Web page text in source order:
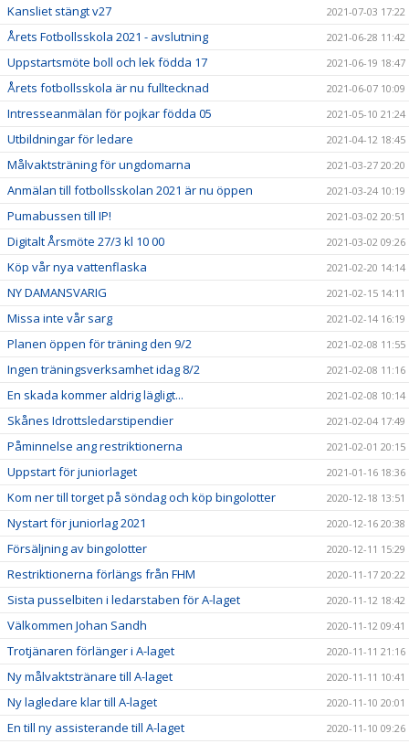
Kansliet stängt v27 2021-07-03 17:22
Årets Fotbollsskola 2021 - avslutning 2021-06-28 11:42
Uppstartsmöte boll och lek födda 17 2021-06-19 18:47
Årets fotbollsskola är nu fulltecknad 2021-06-07 10:09
Intresseanmälan för pojkar födda 05 2021-05-10 21:24
Utbildningar för ledare 2021-04-12 18:45
Målvaktsträning för ungdomarna 2021-03-27 20:20
Anmälan till fotbollsskolan 2021 är nu öppen 2021-03-24 10:19
Pumabussen till IP! 2021-03-02 20:51
Digitalt Årsmöte 27/3 kl 10 00 2021-03-02 09:26
Köp vår nya vattenflaska 2021-02-20 14:14
NY DAMANSVARIG 2021-02-15 14:11
Missa inte vår sarg 2021-02-14 16:19
Planen öppen för träning den 9/2 2021-02-08 11:55
Ingen träningsverksamhet idag 8/2 2021-02-08 11:16
En skada kommer aldrig lägligt... 2021-02-08 10:14
Skånes Idrottsledarstipendier 2021-02-04 17:49
Påminnelse ang restriktionerna 2021-02-01 20:15
Uppstart för juniorlaget 2021-01-16 18:36
Kom ner till torget på söndag och köp bingolotter 2020-12-18 13:51
Nystart för juniorlag 2021 2020-12-16 20:38
Försäljning av bingolotter 2020-12-11 15:29
Restriktionerna förlängs från FHM 2020-11-17 20:22
Sista pusselbiten i ledarstaben för A-laget 2020-11-12 18:42
Välkommen Johan Sandh 2020-11-12 09:41
Trotjänaren förlänger i A-laget 2020-11-11 21:16
Ny målvaktstränare till A-laget 2020-11-11 10:41
Ny lagledare klar till A-laget 2020-11-10 20:01
En till ny assisterande till A-laget 2020-11-10 09:26